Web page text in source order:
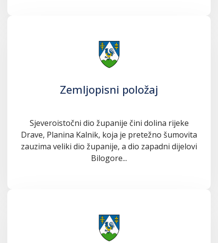
Zemljopisni položaj
Sjeveroistočni dio županije čini dolina rijeke
Drave, Planina Kalnik, koja je pretežno šumovita
zauzima veliki dio županije, a dio zapadni dijelovi
Bilogore...